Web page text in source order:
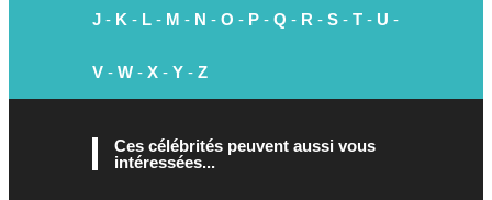
J - K - L - M - N - O - P - Q - R - S - T - U -
V - W - X - Y - Z
Ces célébrités peuvent aussi vous
intéressées...